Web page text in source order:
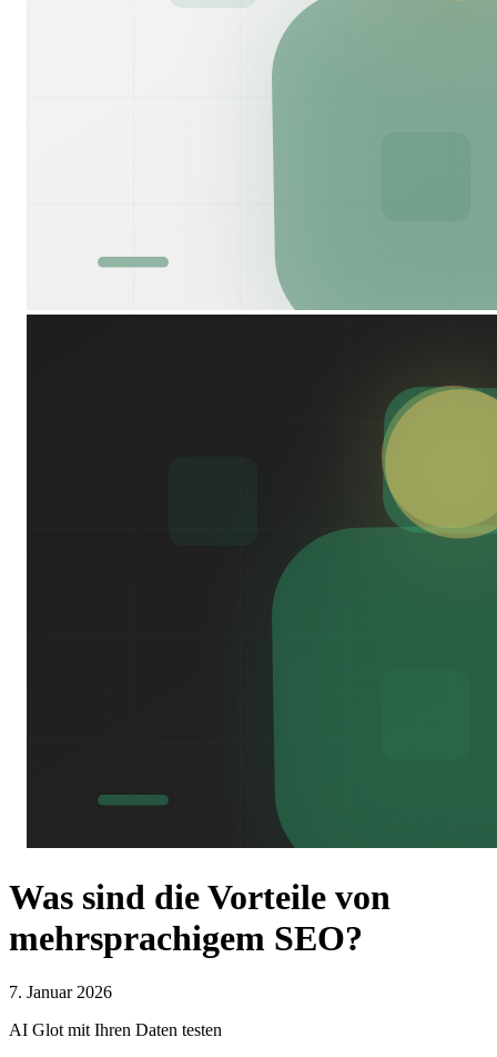
Was sind die Vorteile von
mehrsprachigem SEO?
7. Januar 2026
AI Glot mit Ihren Daten testen